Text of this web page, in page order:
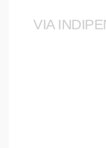
VIA